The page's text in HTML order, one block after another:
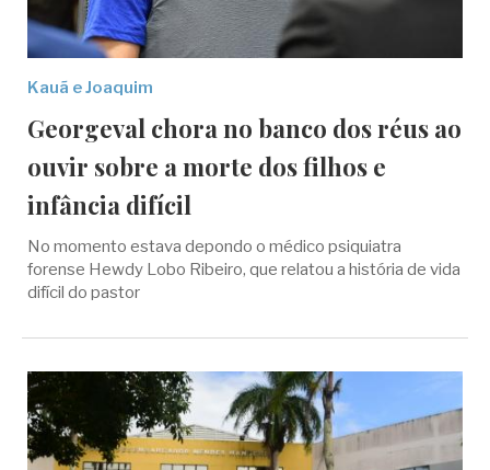
Kauã e Joaquim
Georgeval chora no banco dos réus ao
ouvir sobre a morte dos filhos e
infância difícil
No momento estava depondo o médico psiquiatra
forense Hewdy Lobo Ribeiro, que relatou a história de vida
difícil do pastor